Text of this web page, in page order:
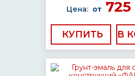
Цена: от 725
КУПИТЬ